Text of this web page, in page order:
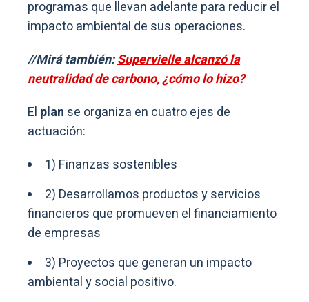
programas que llevan adelante para reducir el
impacto ambiental de sus operaciones.
//Mirá también:Supervielle alcanzó la
neutralidad de carbono, ¿cómo lo hizo?
El plan se organiza en cuatro ejes de
actuación:
1) Finanzas sostenibles
2) Desarrollamos productos y servicios
financieros que promueven el financiamiento
de empresas
3) Proyectos que generan un impacto
ambiental y social positivo.